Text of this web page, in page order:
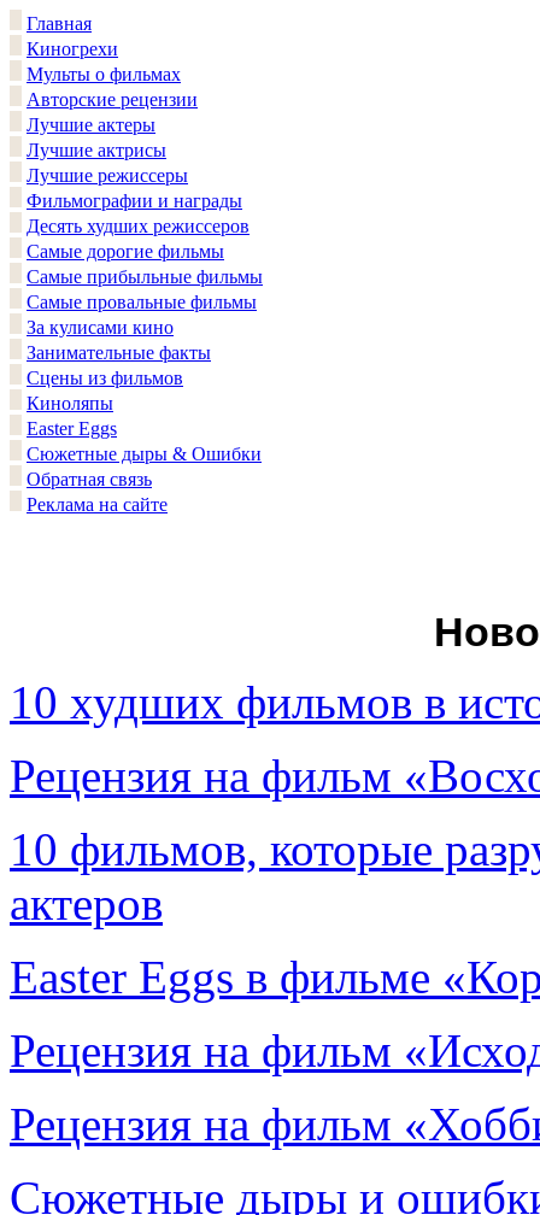
Главная
Киногрехи
Мульты о фильмах
Авторские рецензии
Лучшие актеры
Лучшие актрисы
Лучшие режиссеры
Фильмографии и награды
Десять худших режиссеров
Самые дорогие фильмы
Самые прибыльные фильмы
Самые провальные фильмы
За кулисами кино
Занимательные факты
Сцены из фильмов
Киноляпы
Easter Eggs
Сюжетные дыры & Ошибки
Обратная связь
Реклама на сайте
10 худших фильмов в
Рецензия на фильм
10 фильмов, которые
актеров
Easter Eggs в фильме
Рецензия на фильм
Рецензия на фильм
Сюжетные дыры и